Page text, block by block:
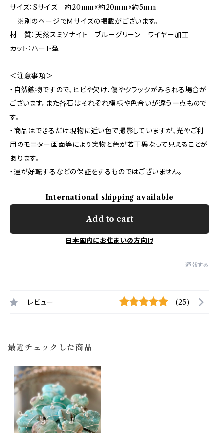
サイズ：Sサイズ 約20mm☓約20mm☓約5mm
※別のページでＭサイズの掲載がございます。
材 質：天然スミソナイト ブルーグリーン ワイヤー加工
カット：ハート型
＜注意事項＞
・自然鉱物ですので、ヒビや欠け、傷やクラックがみられる場合が
ございます。また各石はそれぞれ模様や色合いが違う一点もので
す。
・商品はできるだけ現物に近い色で撮影していますが、光やご利
用のモニター画面等により実物と色が若干異なって見えることが
あります。
・運が好転するなどの保証をするものではございません。
International shipping available
Add to cart
日本国内にお住まいの方向け
通報する
レビュー (25)
最近チェックした商品